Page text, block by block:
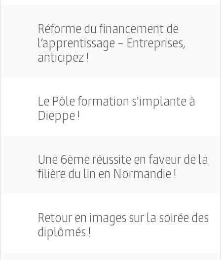
Réforme du financement de
l’apprentissage – Entreprises,
anticipez !
Le Pôle formation s'implante à
Dieppe !
Une 6ème réussite en faveur de la
filière du lin en Normandie !
Retour en images sur la soirée des
diplômés !